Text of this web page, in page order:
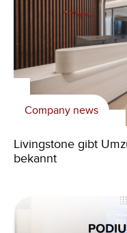
Company news
Livingstone gibt
bekannt